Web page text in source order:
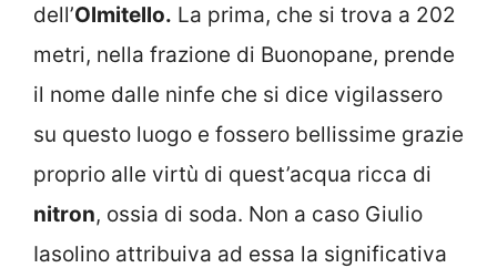
dell’Olmitello. La prima, che si trova a 202
metri, nella frazione di Buonopane, prende
il nome dalle ninfe che si dice vigilassero
su questo luogo e fossero bellissime grazie
proprio alle virtù di quest’acqua ricca di
nitron, ossia di soda. Non a caso Giulio
Iasolino attribuiva ad essa la significativa